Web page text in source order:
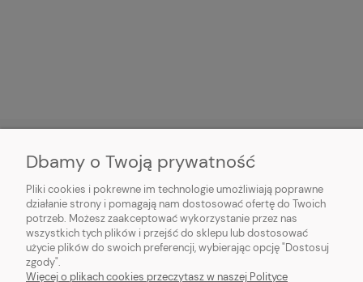
HORTICENTER.PL
INFORMACJE ZAKUPOWE
MOJE KONTO
Dbamy o Twoją prywatność
Pliki cookies i pokrewne im technologie umożliwiają poprawne
działanie strony i pomagają nam dostosować ofertę do Twoich
potrzeb. Możesz zaakceptować wykorzystanie przez nas
wszystkich tych plików i przejść do sklepu lub dostosować
użycie plików do swoich preferencji, wybierając opcję "Dostosuj
zgody".
Więcej o plikach cookies przeczytasz w naszej Polityce